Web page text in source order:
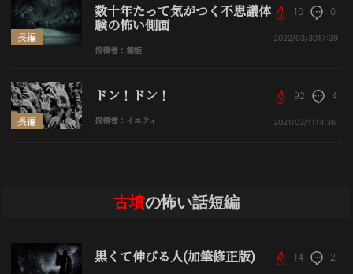
長編
数十年たって気がつく不思議体
験の怖い側面
投稿者：舞姫
10 0
2022/03/3017:39
長編
ドン！ドン！
投稿者：イエティ
92 4
2021/03/11 14:36
古墳の怖い話短編
黒くて伸びる人(加筆修正版) 14 2